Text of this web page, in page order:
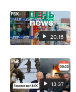
20:16
13:37